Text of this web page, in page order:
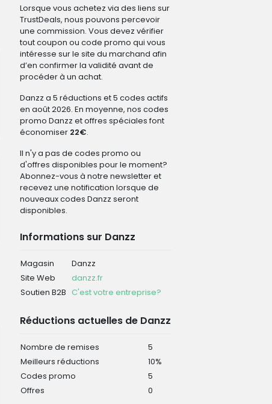
Lorsque vous achetez via des liens sur
TrustDeals, nous pouvons percevoir
une commission. Vous devez vérifier
tout coupon ou code promo qui vous
intéresse sur le site du marchand afin
d’en confirmer la validité avant de
procéder à un achat.
Danzz a 5 réductions et 5 codes actifs
en août 2026. En moyenne, nos codes
promo Danzz et offres spéciales font
économiser 22€.
Il n'y a pas de codes promo ou
d'offres disponibles pour le moment?
Abonnez-vous à notre newsletter et
recevez une notification lorsque de
nouveaux codes Danzz seront
disponibles.
Informations sur Danzz
Magasin
Danzz
Site Web
danzz.fr
Soutien B2B C'est votre entreprise?
Réductions actuelles de Danzz
Nombre de remises
5
Meilleurs réductions
10%
Codes promo
5
Offres
0